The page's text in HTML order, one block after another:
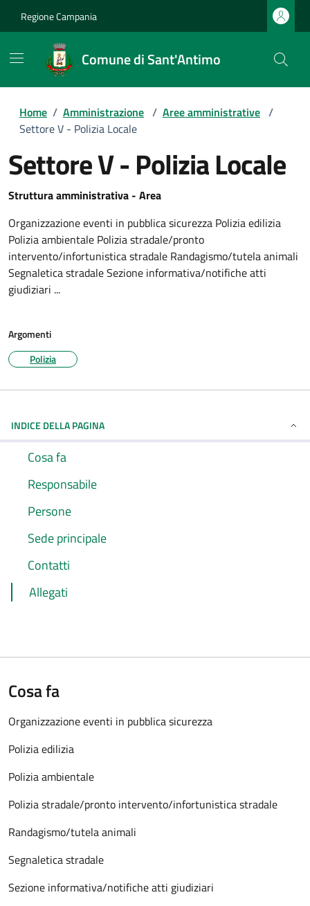
Regione Campania
Comune di Sant'Antimo
Home / Amministrazione / Aree amministrative /
Settore V - Polizia Locale
Settore V - Polizia Locale
Struttura amministrativa - Area
Organizzazione eventi in pubblica sicurezza Polizia edilizia
Polizia ambientale Polizia stradale/pronto
intervento/infortunistica stradale Randagismo/tutela animali
Segnaletica stradale Sezione informativa/notifiche atti
giudiziari ...
Argomenti
Polizia
INDICE DELLA PAGINA
Cosa fa
Responsabile
Persone
Sede principale
Contatti
Allegati
Cosa fa
Organizzazione eventi in pubblica sicurezza
Polizia edilizia
Polizia ambientale
Polizia stradale/pronto intervento/infortunistica stradale
Randagismo/tutela animali
Segnaletica stradale
Sezione informativa/notifiche atti giudiziari